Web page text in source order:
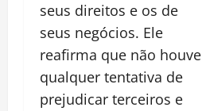
seus direitos e os de
seus negócios. Ele
reafirma que não houve
qualquer tentativa de
prejudicar terceiros e